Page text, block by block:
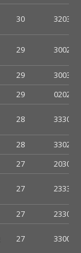
30
29
29
29
28
28
27
27
27
27